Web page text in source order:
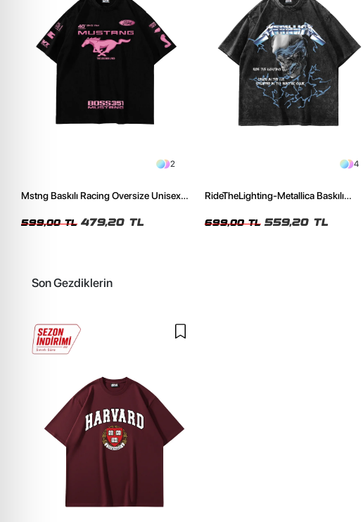
2
Mstng Baskılı Racing Oversize Unisex
599,00 TL 479,20 TL
4
RideTheLighting-Metallica Baskılı
699,00 TL 559,20 TL
Son Gezdiklerin